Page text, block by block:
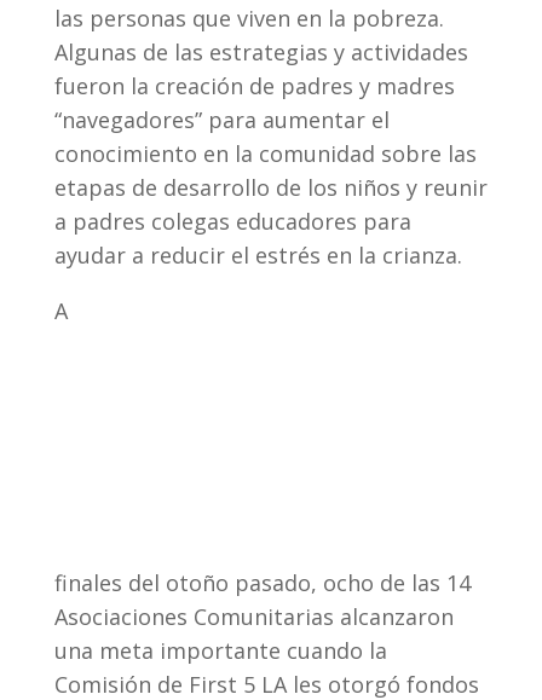
las personas que viven en la pobreza.
Algunas de las estrategias y actividades
fueron la creación de padres y madres
“navegadores” para aumentar el
conocimiento en la comunidad sobre las
etapas de desarrollo de los niños y reunir
a padres colegas educadores para
ayudar a reducir el estrés en la crianza.
A
finales del otoño pasado, ocho de las 14
Asociaciones Comunitarias alcanzaron
una meta importante cuando la
Comisión de First 5 LA les otorgó fondos